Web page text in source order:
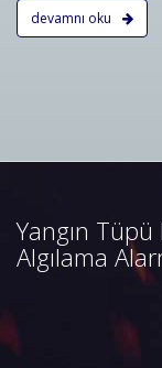
devamnı oku
Yangın Tüpü
Algılama